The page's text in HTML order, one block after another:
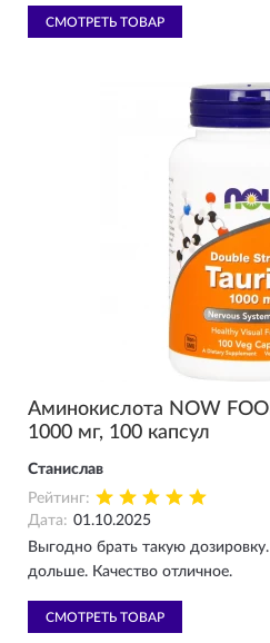
СМОТРЕТЬ ТОВАР
Аминокислота NOW
1000 мг, 100 капсул
Станислав
Рейтинг:
Дата: 01.10.2025
Выгодно брать такую
дольше. Качество отличное.
СМОТРЕТЬ ТОВАР